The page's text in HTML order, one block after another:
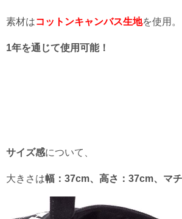
素材はコットンキャンバス生地を使用。
1年を通じて使用可能！
サイズ感について、
大きさは幅：37cm、高さ：37cm、マ